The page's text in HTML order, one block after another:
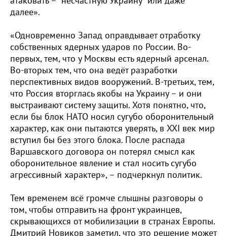
далее».
«Одновременно Запад оправдывает отработку
собственных ядерных ударов по России. Во-
первых, тем, что у Москвы есть ядерный арсенал.
Во-вторых тем, что она ведёт разработки
перспективных видов вооружений. В-третьих, тем,
что Россия вторглась якобы на Украину – и они
выстраивают систему защиты. Хотя понятно, что,
если бы блок НАТО носил сугубо оборонительный
характер, как они пытаются уверять, в XXI век мир
вступил бы без этого блока. После распада
Варшавского договора он потерял смысл как
оборонительное явление и стал носить сугубо
агрессивный характер», – подчеркнул политик.
Тем временем всё громче слышны разговоры о
том, чтобы отправить на фронт украинцев,
скрывающихся от мобилизации в странах Европы.
Дмитрий Новиков заметил, что это решение может